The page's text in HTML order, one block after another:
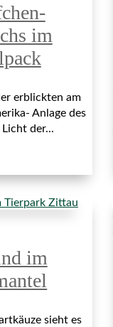
im
erblickten am
Anlage des
der...
im
sieht es